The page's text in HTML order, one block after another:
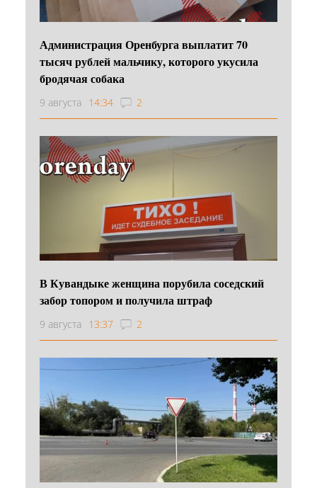
Администрация Оренбурга выплатит 70
тысяч рублей мальчику, которого укусила
бродячая собака
9 августа 14:34 2
В Кувандыке женщина порубила соседский
забор топором и получила штраф
9 августа 13:37 2